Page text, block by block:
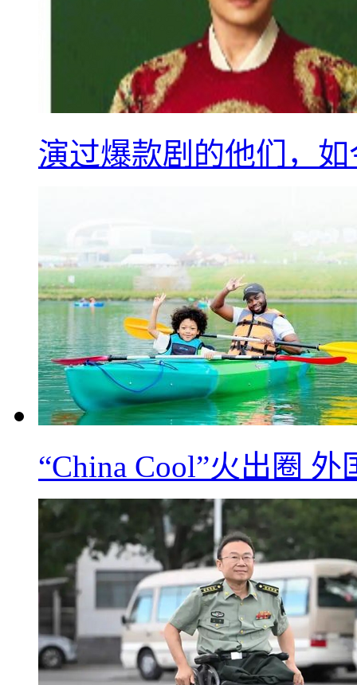
演过爆款剧的他们，
“China Cool”火出圈